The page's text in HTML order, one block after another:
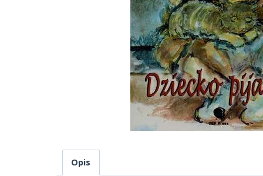
Opis